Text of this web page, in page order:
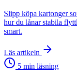
Slipp köpa kartonger
hur du lånar stabila
smart.
Läs artikeln
5 min läsning